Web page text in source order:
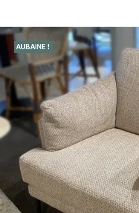
AUBAINE !